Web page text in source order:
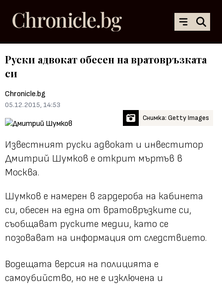
Руски адвокат обесен на вратовръзката
си
Chronicle.bg
05.12.2015, 14:53
Снимка: Getty Images
Известният руски адвокат и инвеститор
Дмитрий Шумков е открит мъртъв в
Москва.
Шумков е намерен в гардероба на кабинета
си, обесен на една от вратовръзките си,
съобщават руските медии, като се
позовават на информация от следствието.
Водещата версия на полицията е
самоубийство, но не е изключена и